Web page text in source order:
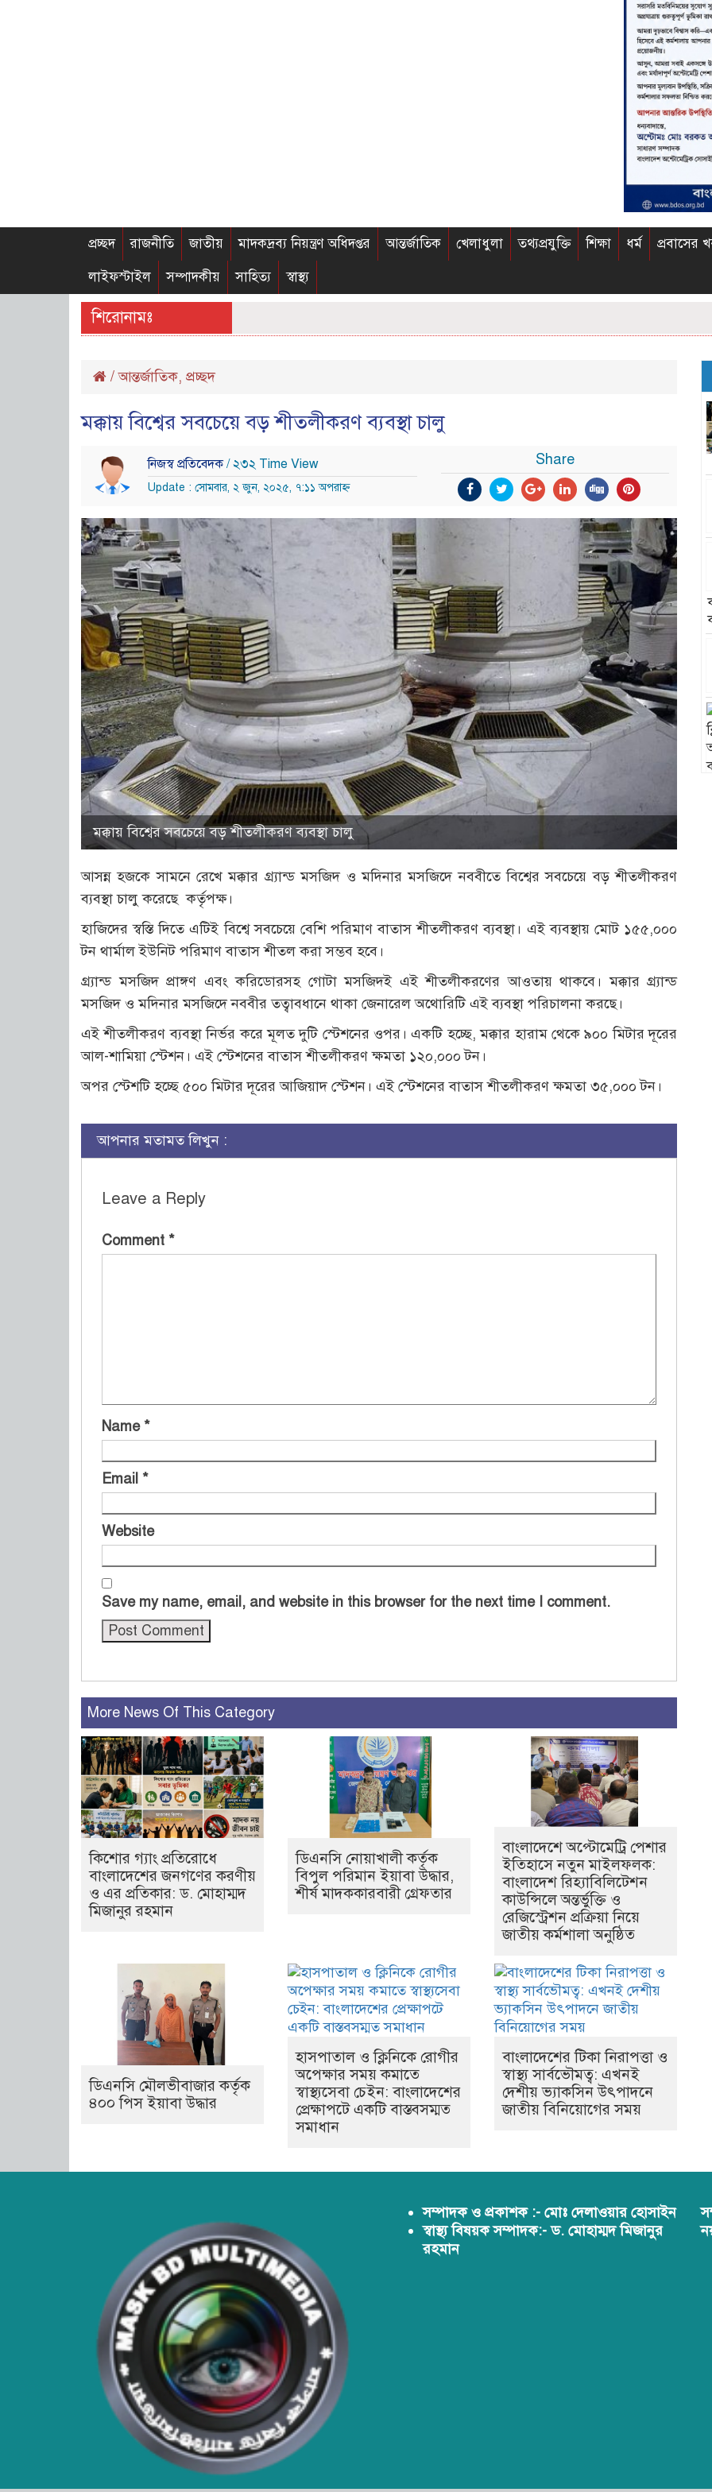
প্রচ্ছদ রাজনীতি জাতীয় মাদকদ্রব্য নিয়ন্ত্রণ অধিদপ্তর আন্তর্জাতিক খেলাধুলা তথ্যপ্রযুক্তি শিক্ষা ধর্ম প্রবাসের
লাইফস্টাইল
সম্পাদকীয় সাহিত্য স্বাস্থ্য
শিরোনামঃ
/আন্তর্জাতিক, প্রচ্ছদ
মক্কায় বিশ্বের সবচেয়ে বড় শীতলীকরণ ব্যবস্থা চালু
নিজস্ব প্রতিবেদক/ ২৩২ Time View
Update : সোমবার, ২ জুন, ২০২৫, ৭:১১ অপরাহ্ন
Share
মক্কায় বিশ্বের সবচেয়ে বড় শীতলীকরণ ব্যবস্থা চালু
আসন্ন হজকে সামনে রেখে মক্কার গ্র্যান্ড মসজিদ ও মদিনার মসজিদে নববীতে বিশ্বের সবচেয়ে বড় শীতলীকরণ
ব্যবস্থা চালু করেছে কর্তৃপক্ষ।
হাজিদের স্বস্তি দিতে এটিই বিশ্বে সবচেয়ে বেশি পরিমাণ বাতাস শীতলীকরণ ব্যবস্থা। এই ব্যবস্থায় মোট ১৫৫,০০০
টন থার্মাল ইউনিট পরিমাণ বাতাস শীতল করা সম্ভব হবে।
গ্র্যান্ড মসজিদ প্রাঙ্গণ এবং করিডোরসহ গোটা মসজিদই এই শীতলীকরণের আওতায় থাকবে। মক্কার গ্র্যান্ড
মসজিদ ও মদিনার মসজিদে নববীর তত্বাবধানে থাকা জেনারেল অথোরিটি এই ব্যবস্থা পরিচালনা করছে।
এই শীতলীকরণ ব্যবস্থা নির্ভর করে মূলত দুটি স্টেশনের ওপর। একটি হচ্ছে, মক্কার হারাম থেকে ৯০০ মিটার দূরের
আল-শামিয়া স্টেশন। এই স্টেশনের বাতাস শীতলীকরণ ক্ষমতা ১২০,০০০ টন।
অপর স্টেশটি হচ্ছে ৫০০ মিটার দূরের আজিয়াদ স্টেশন। এই স্টেশনের বাতাস শীতলীকরণ ক্ষমতা ৩৫,০০০ টন।
আপনার মতামত লিখুন :
Leave a Reply
Comment *
Name *
Email *
Website
Save my name, email, and website in this browser for the next time I comment.
More News Of This Category
কিশোর গ্যাং প্রতিরোধে
বাংলাদেশের জনগণের করণীয়
ও এর প্রতিকার: ড. মোহাম্মদ
মিজানুর রহমান
ডিএনসি নোয়াখালী কর্তৃক
বিপুল পরিমান ইয়াবা উদ্ধার,
শীর্ষ মাদককারবারী গ্রেফতার
বাংলাদেশে অপ্টোমেট্রি পেশার
ইতিহাসে নতুন মাইলফলক:
বাংলাদেশ রিহ্যাবিলিটেশন
কাউন্সিলে অন্তর্ভুক্তি ও
রেজিস্ট্রেশন প্রক্রিয়া নিয়ে
জাতীয় কর্মশালা অনুষ্ঠিত
ডিএনসি মৌলভীবাজার কর্তৃক
৪০০ পিস ইয়াবা উদ্ধার
হাসপাতাল ও ক্লিনিকে রোগীর
অপেক্ষার সময় কমাতে
স্বাস্থ্যসেবা চেইন: বাংলাদেশের
প্রেক্ষাপটে একটি বাস্তবসম্মত
সমাধান
বাংলাদেশের টিকা নিরাপত্তা ও
স্বাস্থ্য সার্বভৌমত্ব: এখনই
দেশীয় ভ্যাকসিন উৎপাদনে
জাতীয় বিনিয়োগের সময়
সম্পাদক ও প্রকাশক :- মোঃ দেলাওয়ার হোসাইন
স্বাস্থ্য বিষয়ক সম্পাদক:- ড. মোহাম্মদ মিজানুর
রহমান